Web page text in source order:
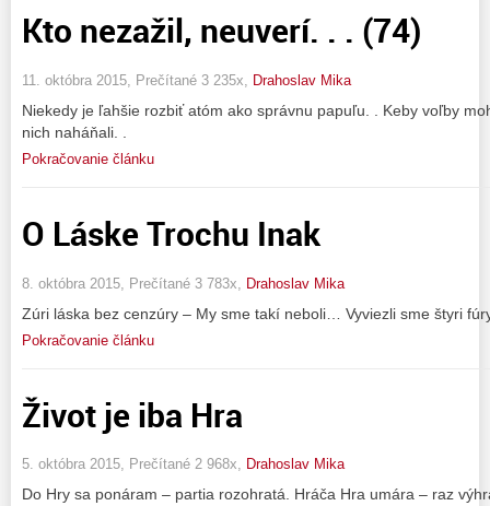
Kto nezažil, neuverí. . . (74)
11. októbra 2015, Prečítané 3 235x, Drahoslav Mika
Niekedy je ľahšie rozbiť atóm ako správnu papuľu. . Keby voľby
nich naháňali. .
Pokračovanie článku
O Láske Trochu Inak
8. októbra 2015, Prečítané 3 783x, Drahoslav Mika
Zúri láska bez cenzúry – My sme takí neboli… Vyviezli sme štyri
Pokračovanie článku
Život je iba Hra
5. októbra 2015, Prečítané 2 968x, Drahoslav Mika
Do Hry sa ponáram – partia rozohratá. Hráča Hra umára – raz